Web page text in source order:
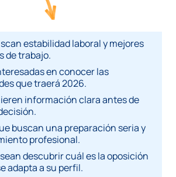
estabilidad laboral y mejores
de trabajo.
en conocer las
que traerá 2026.
información clara antes de
buscan una preparación seria y
profesional.
descubrir cuál es la oposición
adapta a su perfil.